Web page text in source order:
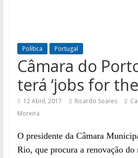
Política Portugal
Câmara do
terá ‘jobs for
12 Abril, 2017 Ricardo Soares
Moreira
O presidente da Câmara
Rio, que procura a renovação do